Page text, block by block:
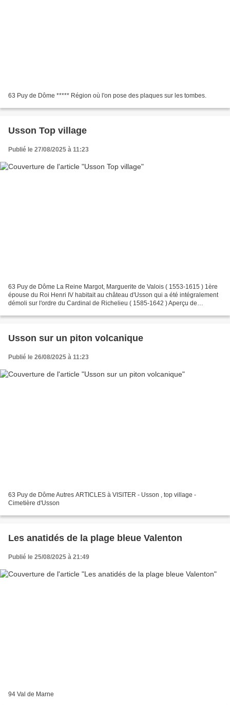
63 Puy de Dôme ***** Région où l'on pose des plaques sur les tombes.
Usson Top village
Publié le 27/08/2025 à 11:23
63 Puy de Dôme La Reine Margot, Marguerite de Valois ( 1553-1615 ) 1ère
épouse du Roi Henri IV habitait au château d'Usson qui a été intégralement
démoli sur l'ordre du Cardinal de Richelieu ( 1585-1642 ) Aperçu de
Usson sur un piton volcanique
Publié le 26/08/2025 à 11:23
63 Puy de Dôme Autres ARTICLES à VISITER - Usson , top village -
Cimetière d'Usson
Les anatidés de la plage bleue Valenton
Publié le 25/08/2025 à 21:49
94 Val de Marne